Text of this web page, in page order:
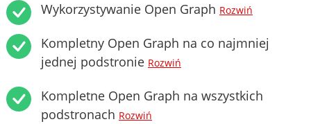
Wykorzystywanie Open Graph Rozwiń
Kompletny Open Graph na co najmniej
jednej podstronie Rozwiń
Kompletne Open Graph na wszystkich
podstronach Rozwiń